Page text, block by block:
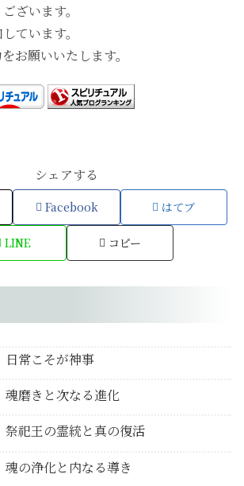
ざいます。
ています。
お願いいたします。
シェアする
Facebook はてブ
LINE コピー
日常こそが神事
魂磨きと次なる進化
祭祀王の霊統と真の復活
魂の浄化と内なる導き